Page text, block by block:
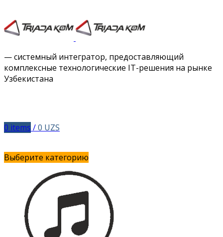
Instagram
Vimeo
— системный интегратор, предоставляющий
комплексные технологические IT-решения на рынке
Узбекистана
0 items /0 UZS
Выберите категорию